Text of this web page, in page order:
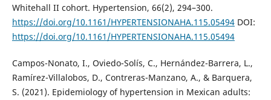
Whitehall II cohort. Hypertension, 66(2), 294–300.
https://doi.org/10.1161/HYPERTENSIONAHA.115.05494DOI:
https://doi.org/10.1161/HYPERTENSIONAHA.115.05494
Campos-Nonato, I., Oviedo-Solís, C., Hernández-Barrera, L.,
Ramírez-Villalobos, D., Contreras-Manzano, A., & Barquera,
S. (2021). Epidemiology of hypertension in Mexican adults: